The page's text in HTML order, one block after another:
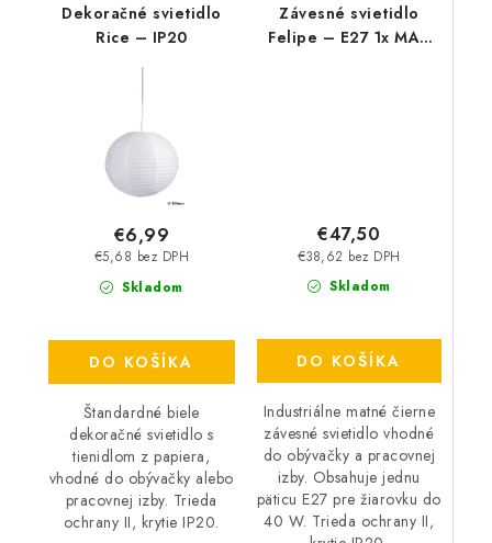
Dekoračné svietidlo
Rice – IP20
Skladom
€5,68 bez DPH
€6,99
DO KOŠÍKA
Štandardné biele
dekoračné svietidlo s
tienidlom z papiera,
vhodné do obývačky alebo
pracovnej izby. Trieda
ochrany II, krytie IP20.
Závesné svietidlo
Felipe – E27 1x MAX
Skladom
€38,62 bez DPH
€47,50
DO KOŠÍKA
Industriálne matné čierne
závesné svietidlo vhodné
do obývačky a pracovnej
izby. Obsahuje jednu
päticu E27 pre žiarovku do
40 W. Trieda ochrany II,